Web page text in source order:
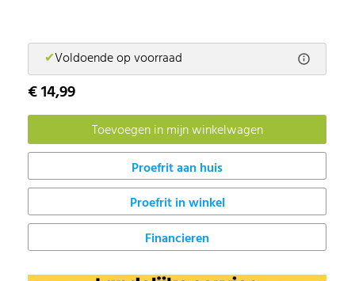
✔Voldoende op voorraad
€ 14,99
Proefrit in winkel
Financieren